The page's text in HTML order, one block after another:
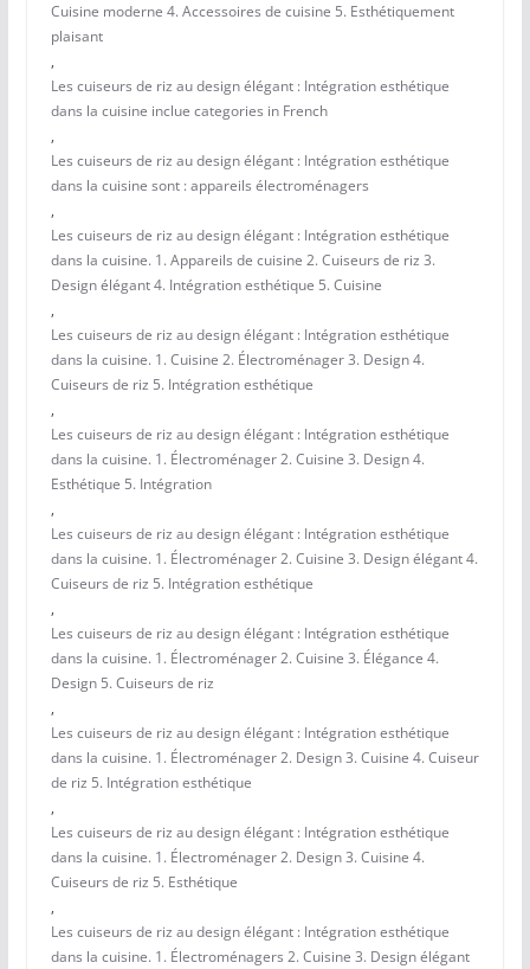
Cuisine moderne 4. Accessoires de cuisine 5. Esthétiquement
plaisant
,
Les cuiseurs de riz au design élégant : Intégration esthétique
dans la cuisine inclue categories in French
,
Les cuiseurs de riz au design élégant : Intégration esthétique
dans la cuisine sont : appareils électroménagers
,
Les cuiseurs de riz au design élégant : Intégration esthétique
dans la cuisine. 1. Appareils de cuisine 2. Cuiseurs de riz 3.
Design élégant 4. Intégration esthétique 5. Cuisine
,
Les cuiseurs de riz au design élégant : Intégration esthétique
dans la cuisine. 1. Cuisine 2. Électroménager 3. Design 4.
Cuiseurs de riz 5. Intégration esthétique
,
Les cuiseurs de riz au design élégant : Intégration esthétique
dans la cuisine. 1. Électroménager 2. Cuisine 3. Design 4.
Esthétique 5. Intégration
,
Les cuiseurs de riz au design élégant : Intégration esthétique
dans la cuisine. 1. Électroménager 2. Cuisine 3. Design élégant 4.
Cuiseurs de riz 5. Intégration esthétique
,
Les cuiseurs de riz au design élégant : Intégration esthétique
dans la cuisine. 1. Électroménager 2. Cuisine 3. Élégance 4.
Design 5. Cuiseurs de riz
,
Les cuiseurs de riz au design élégant : Intégration esthétique
dans la cuisine. 1. Électroménager 2. Design 3. Cuisine 4. Cuiseur
de riz 5. Intégration esthétique
,
Les cuiseurs de riz au design élégant : Intégration esthétique
dans la cuisine. 1. Électroménager 2. Design 3. Cuisine 4.
Cuiseurs de riz 5. Esthétique
,
Les cuiseurs de riz au design élégant : Intégration esthétique
dans la cuisine. 1. Électroménagers 2. Cuisine 3. Design élégant